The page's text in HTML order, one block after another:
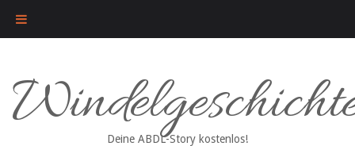
content
Deine ABDL-Story kostenlos!